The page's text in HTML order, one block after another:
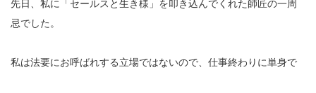
先日、私に「セールスと生き様」を叩き込んでくれた師匠の一周
忌でした。
私は法要にお呼ばれする立場ではないので、仕事終わりに単身で